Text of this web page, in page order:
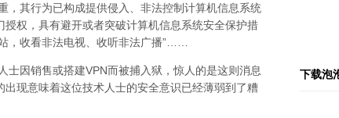
，其行为已构成提供侵入、非法控制计算机信息系统
权，具有避开或者突破计算机信息系统安全保护措
，收看非法电视、收听非法广播”……
因销售或搭建VPN而被捕入狱，惊人的是这则消息
现意味着这位技术人士的安全意识已经薄弱到了糟
下载泡